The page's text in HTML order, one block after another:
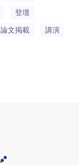
登壇
論文掲載 講演